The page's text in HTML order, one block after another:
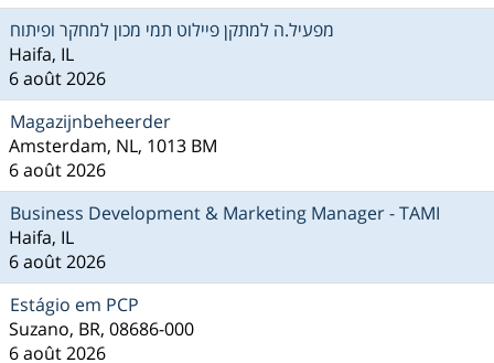
מפעיל.ה למתקן פיילוט תמי מכון למחקר ופיתוח
Haifa, IL
6 août 2026
Magazijnbeheerder
Amsterdam, NL, 1013 BM
6 août 2026
Business Development & Marketing Manager - TAMI
Haifa, IL
6 août 2026
Estágio em PCP
Suzano, BR, 08686-000
6 août 2026